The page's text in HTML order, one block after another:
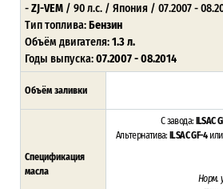
-ZJ-VEM / 90 л.с. / Япония / 07.2007 -
Тип топлива:Бензин
Объём двигателя:1.3 л.
Годы выпуска:07.2007 - 08.2014
Объём заливки
Спецификация
масла
С завода: ILSAC
Альтернатива: ILSAC GF-4или
Норм.